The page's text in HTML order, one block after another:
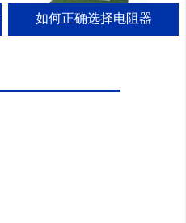
如何正确选择电阻器